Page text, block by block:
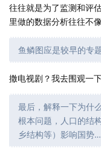
往往就是为了监测和评
里做的数据分析往往不
鱼鳞图应是较早的专
撒电视剧？我去围观一下
最后，解释一下为什
根本问题，人口的结
乡结构等）影响国势